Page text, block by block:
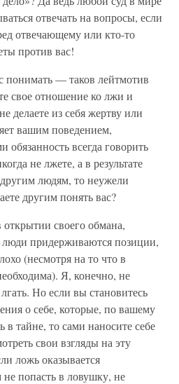
отвечать на вопросы, если
отвечающему или кто-то
против вас!
понимать — таков лейтмотив
свое отношение ко лжи и
делаете из себя жертву или
вашим поведением,
обязанность всегда говорить
не лжете, а в результате
людям, то неужели
другим понять вас?
своего обмана,
люди придерживаются позиции,
(несмотря на то что в
Я, конечно, не
Но если вы становитесь
о себе, которые, по вашему
тайне, то сами наносите себе
свои взгляды на эту
ложь оказывается
попасть в ловушку, не